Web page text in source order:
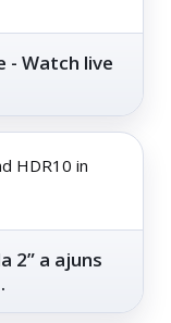
- Watch live
HDR10 in
2” a ajuns